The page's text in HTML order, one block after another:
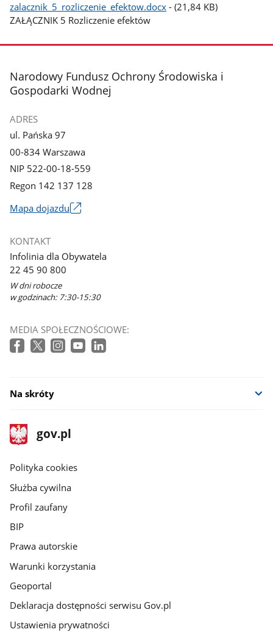
zalacznik_5_rozliczenie_efektow.docx - (21,84 KB)
ZAŁĄCZNIK 5 Rozliczenie efektów
stopka
Narodowy Fundusz Ochrony Środowiska i
Gospodarki Wodnej
ADRES
ul. Pańska 97
00-834 Warszawa
NIP 522-00-18-559
Regon 142 137 128
Mapa dojazdu
się
w
nowym
oknie
KONTAKT
Infolinia dla Obywatela
22 45 90 800
W dni robocze
w godzinach: 7:30-15:30
MEDIA SPOŁECZNOŚCIOWE:
Na skróty
stopka
gov.pl
Strona
gov.pl
gov.pl
Polityka cookies
Służba cywilna
Profil zaufany
BIP
Prawa autorskie
Warunki korzystania
Geoportal
Deklaracja dostępności serwisu Gov.pl
Ustawienia prywatności